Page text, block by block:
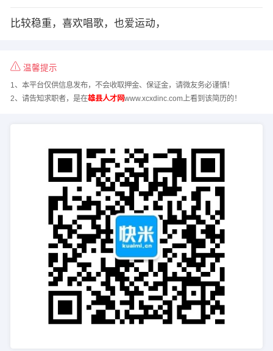
比较稳重，喜欢唱歌，也爱运动，
温馨提示
1、本平台仅供信息发布，不会收取押金、保证金，请微友务必谨慎！
2、请告知求职者，是在雄县人才网www.xcxdinc.com上看到该简历的！